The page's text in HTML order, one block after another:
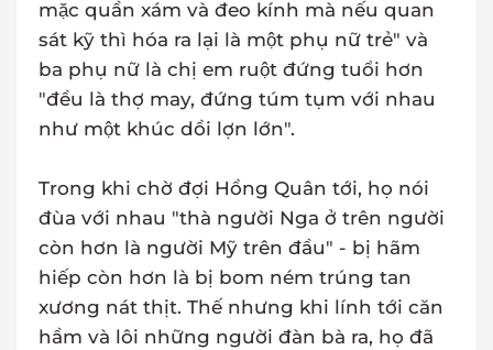
mặc quần xám và đeo kính mà nếu quan
sát kỹ thì hóa ra lại là một phụ nữ trẻ" và
ba phụ nữ là chị em ruột đứng tuổi hơn
"đều là thợ may, đứng túm tụm với nhau
như một khúc dồi lợn lớn".
Trong khi chờ đợi Hồng Quân tới, họ nói
đùa với nhau "thà người Nga ở trên người
còn hơn là người Mỹ trên đầu" - bị hãm
hiếp còn hơn là bị bom ném trúng tan
xương nát thịt. Thế nhưng khi lính tới căn
hầm và lôi những người đàn bà ra, họ đã